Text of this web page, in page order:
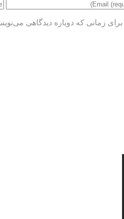
زمانی که دوباره دیدگاهی